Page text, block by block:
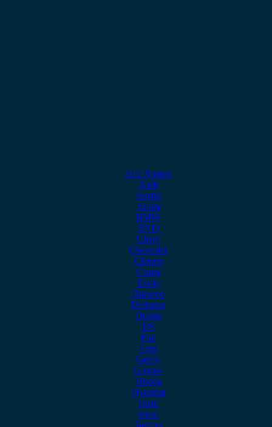
Alfa Romeo
Audi
Austin
Acura
BMW
BYD
Chery
Chevrolet
Citroen
Cupra
Dacia
Daewoo
Daihatsu
Dodge
DS
Fiat
Ford
Geely
Gonow
Honda
Hyundai
Isuzu
iveco
Jaecoo